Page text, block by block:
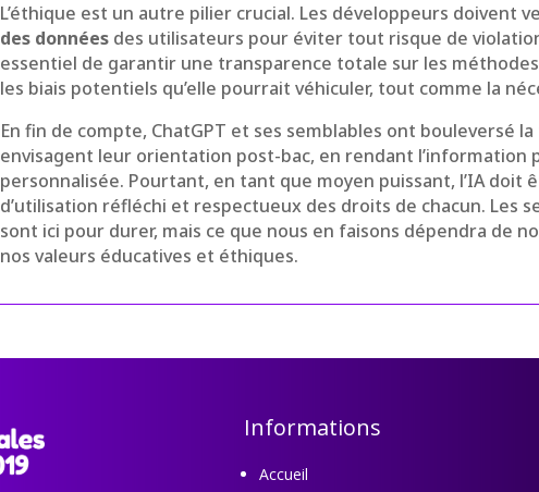
L’éthique est un autre pilier crucial. Les développeurs doivent
des données des utilisateurs pour éviter tout risque de
essentiel de garantir une transparence totale sur les
les biais potentiels qu’elle pourrait véhiculer, tout comme la
En fin de compte, ChatGPT et ses semblables ont bouleversé
envisagent leur orientation post-bac, en rendant l’information
personnalisée. Pourtant, en tant que moyen puissant, l’IA doit
d’utilisation réfléchi et respectueux des droits de chacun. Les
sont ici pour durer, mais ce que nous en faisons dépendra de
nos valeurs éducatives et éthiques.
Informations
Accueil